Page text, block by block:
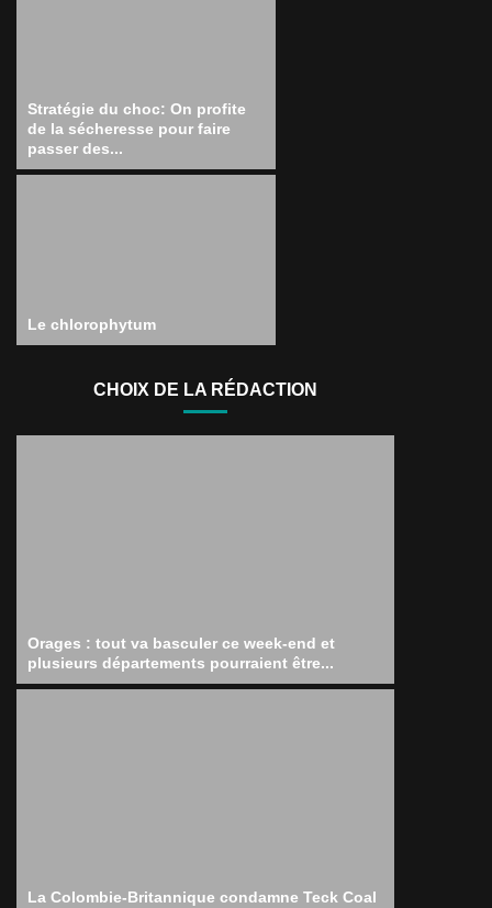
Stratégie du choc: On profite
de la sécheresse pour faire
passer des...
Le chlorophytum
CHOIX DE LA RÉDACTION
Orages : tout va basculer ce week-end et
plusieurs départements pourraient être...
La Colombie-Britannique condamne Teck Coal